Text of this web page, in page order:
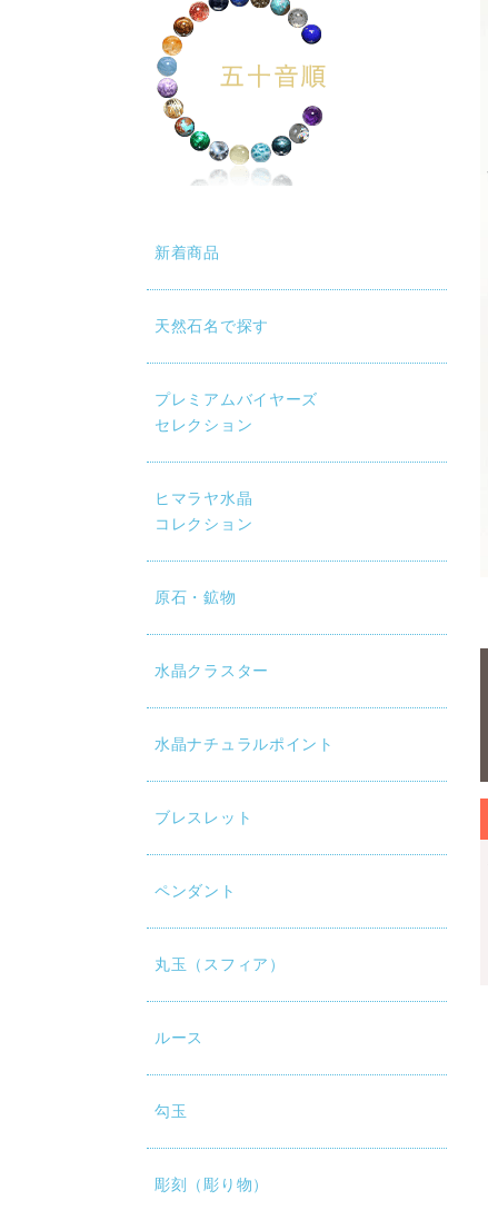
新着商品
天然石名で探す
プレミアムバイヤーズ
セレクション
ヒマラヤ水晶
コレクション
原石・鉱物
水晶クラスター
水晶ナチュラルポイント
ブレスレット
ペンダント
丸玉（スフィア）
ルース
勾玉
彫刻（彫り物）